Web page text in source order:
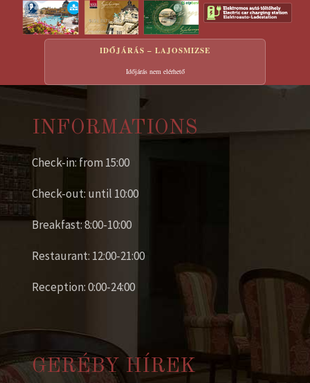
IDŐJÁRÁS – LAJOSMIZSE
Időjárás nem elérhető
INFORMATIONS
Check-in: from 15:00
Check-out: until 10:00
Breakfast: 8:00-10:00
Restaurant: 12:00-21:00
Reception: 0:00-24:00
GERÉBY HÍREK